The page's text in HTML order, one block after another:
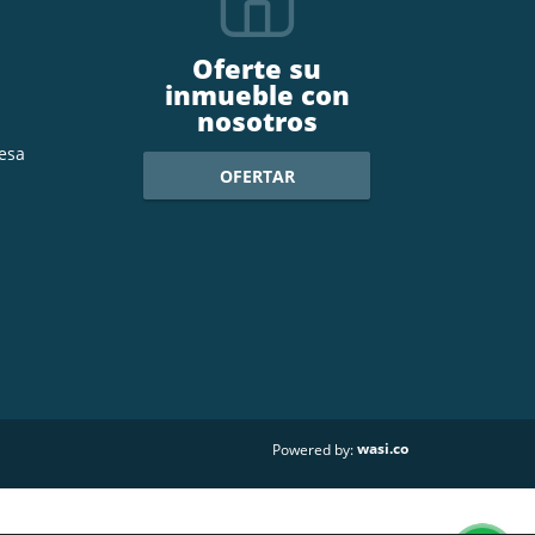
Oferte su
inmueble con
nosotros
OFERTAR
Powered by:wasi.co